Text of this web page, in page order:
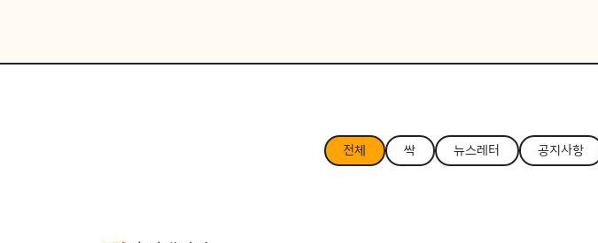
전체 싹 뉴스레터 공지사항